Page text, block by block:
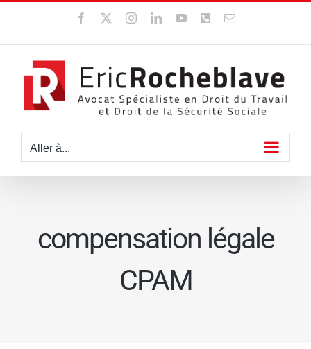
contenu
Facebook InstagramLinkedInYouTubeWhatsApp
Email
Aller à...
compensation légale
CPAM